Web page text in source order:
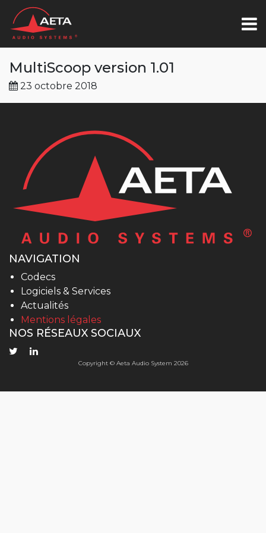
MultiScoop version 1.01
23 octobre 2018
NAVIGATION
Codecs
Logiciels & Services
Actualités
Mentions légales
NOS RÉSEAUX SOCIAUX
Copyright © Aeta Audio System 2026